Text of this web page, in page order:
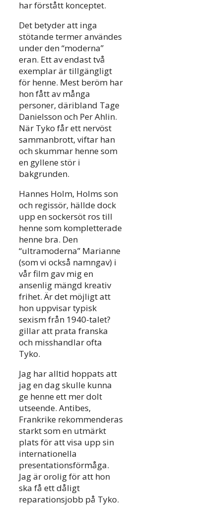
har förstått konceptet.
Det betyder att inga
stötande termer användes
under den “moderna”
eran. Ett av endast två
exemplar är tillgängligt
för henne. Mest beröm har
hon fått av många
personer, däribland Tage
Danielsson och Per Ahlin.
När Tyko får ett nervöst
sammanbrott, viftar han
och skummar henne som
en gyllene stör i
bakgrunden.
Hannes Holm, Holms son
och regissör, hällde dock
upp en sockersöt ros till
henne som kompletterade
henne bra. Den
“ultramoderna” Marianne
(som vi också namngav) i
vår film gav mig en
ansenlig mängd kreativ
frihet. Är det möjligt att
hon uppvisar typisk
sexism från 1940-talet?
gillar att prata franska
och misshandlar ofta
Tyko.
Jag har alltid hoppats att
jag en dag skulle kunna
ge henne ett mer dolt
utseende. Antibes,
Frankrike rekommenderas
starkt som en utmärkt
plats för att visa upp sin
internationella
presentationsförmåga.
Jag är orolig för att hon
ska få ett dåligt
reparationsjobb på Tyko.